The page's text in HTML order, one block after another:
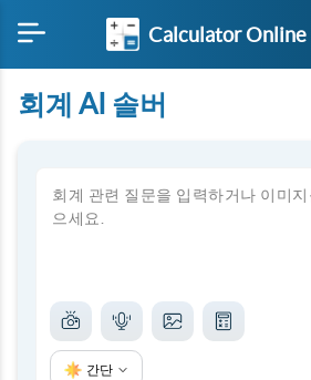
Calculator Online
회계 AI 솔버
간단